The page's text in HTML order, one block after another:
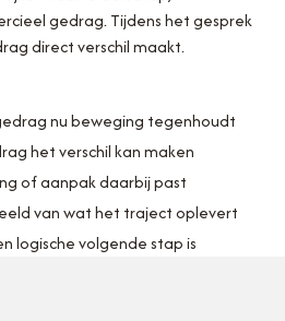
gedrag. Tijdens het gesprek
direct verschil maakt.
nu beweging tegenhoudt
het verschil kan maken
of aanpak daarbij past
van wat het traject oplevert
logische volgende stap is